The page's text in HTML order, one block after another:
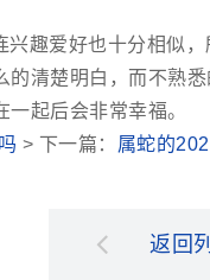
兴趣爱好也十分相似
的清楚明白，而不熟
起后会非常幸福。
> 下一篇： 属蛇的
返回